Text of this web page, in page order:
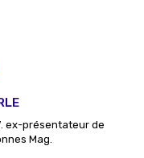
ex-présentateur de
Mag.